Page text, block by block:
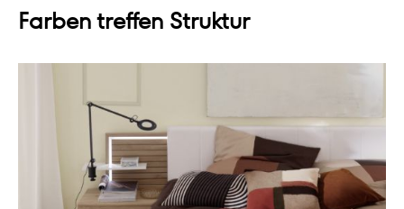
Farben treffen Struktur